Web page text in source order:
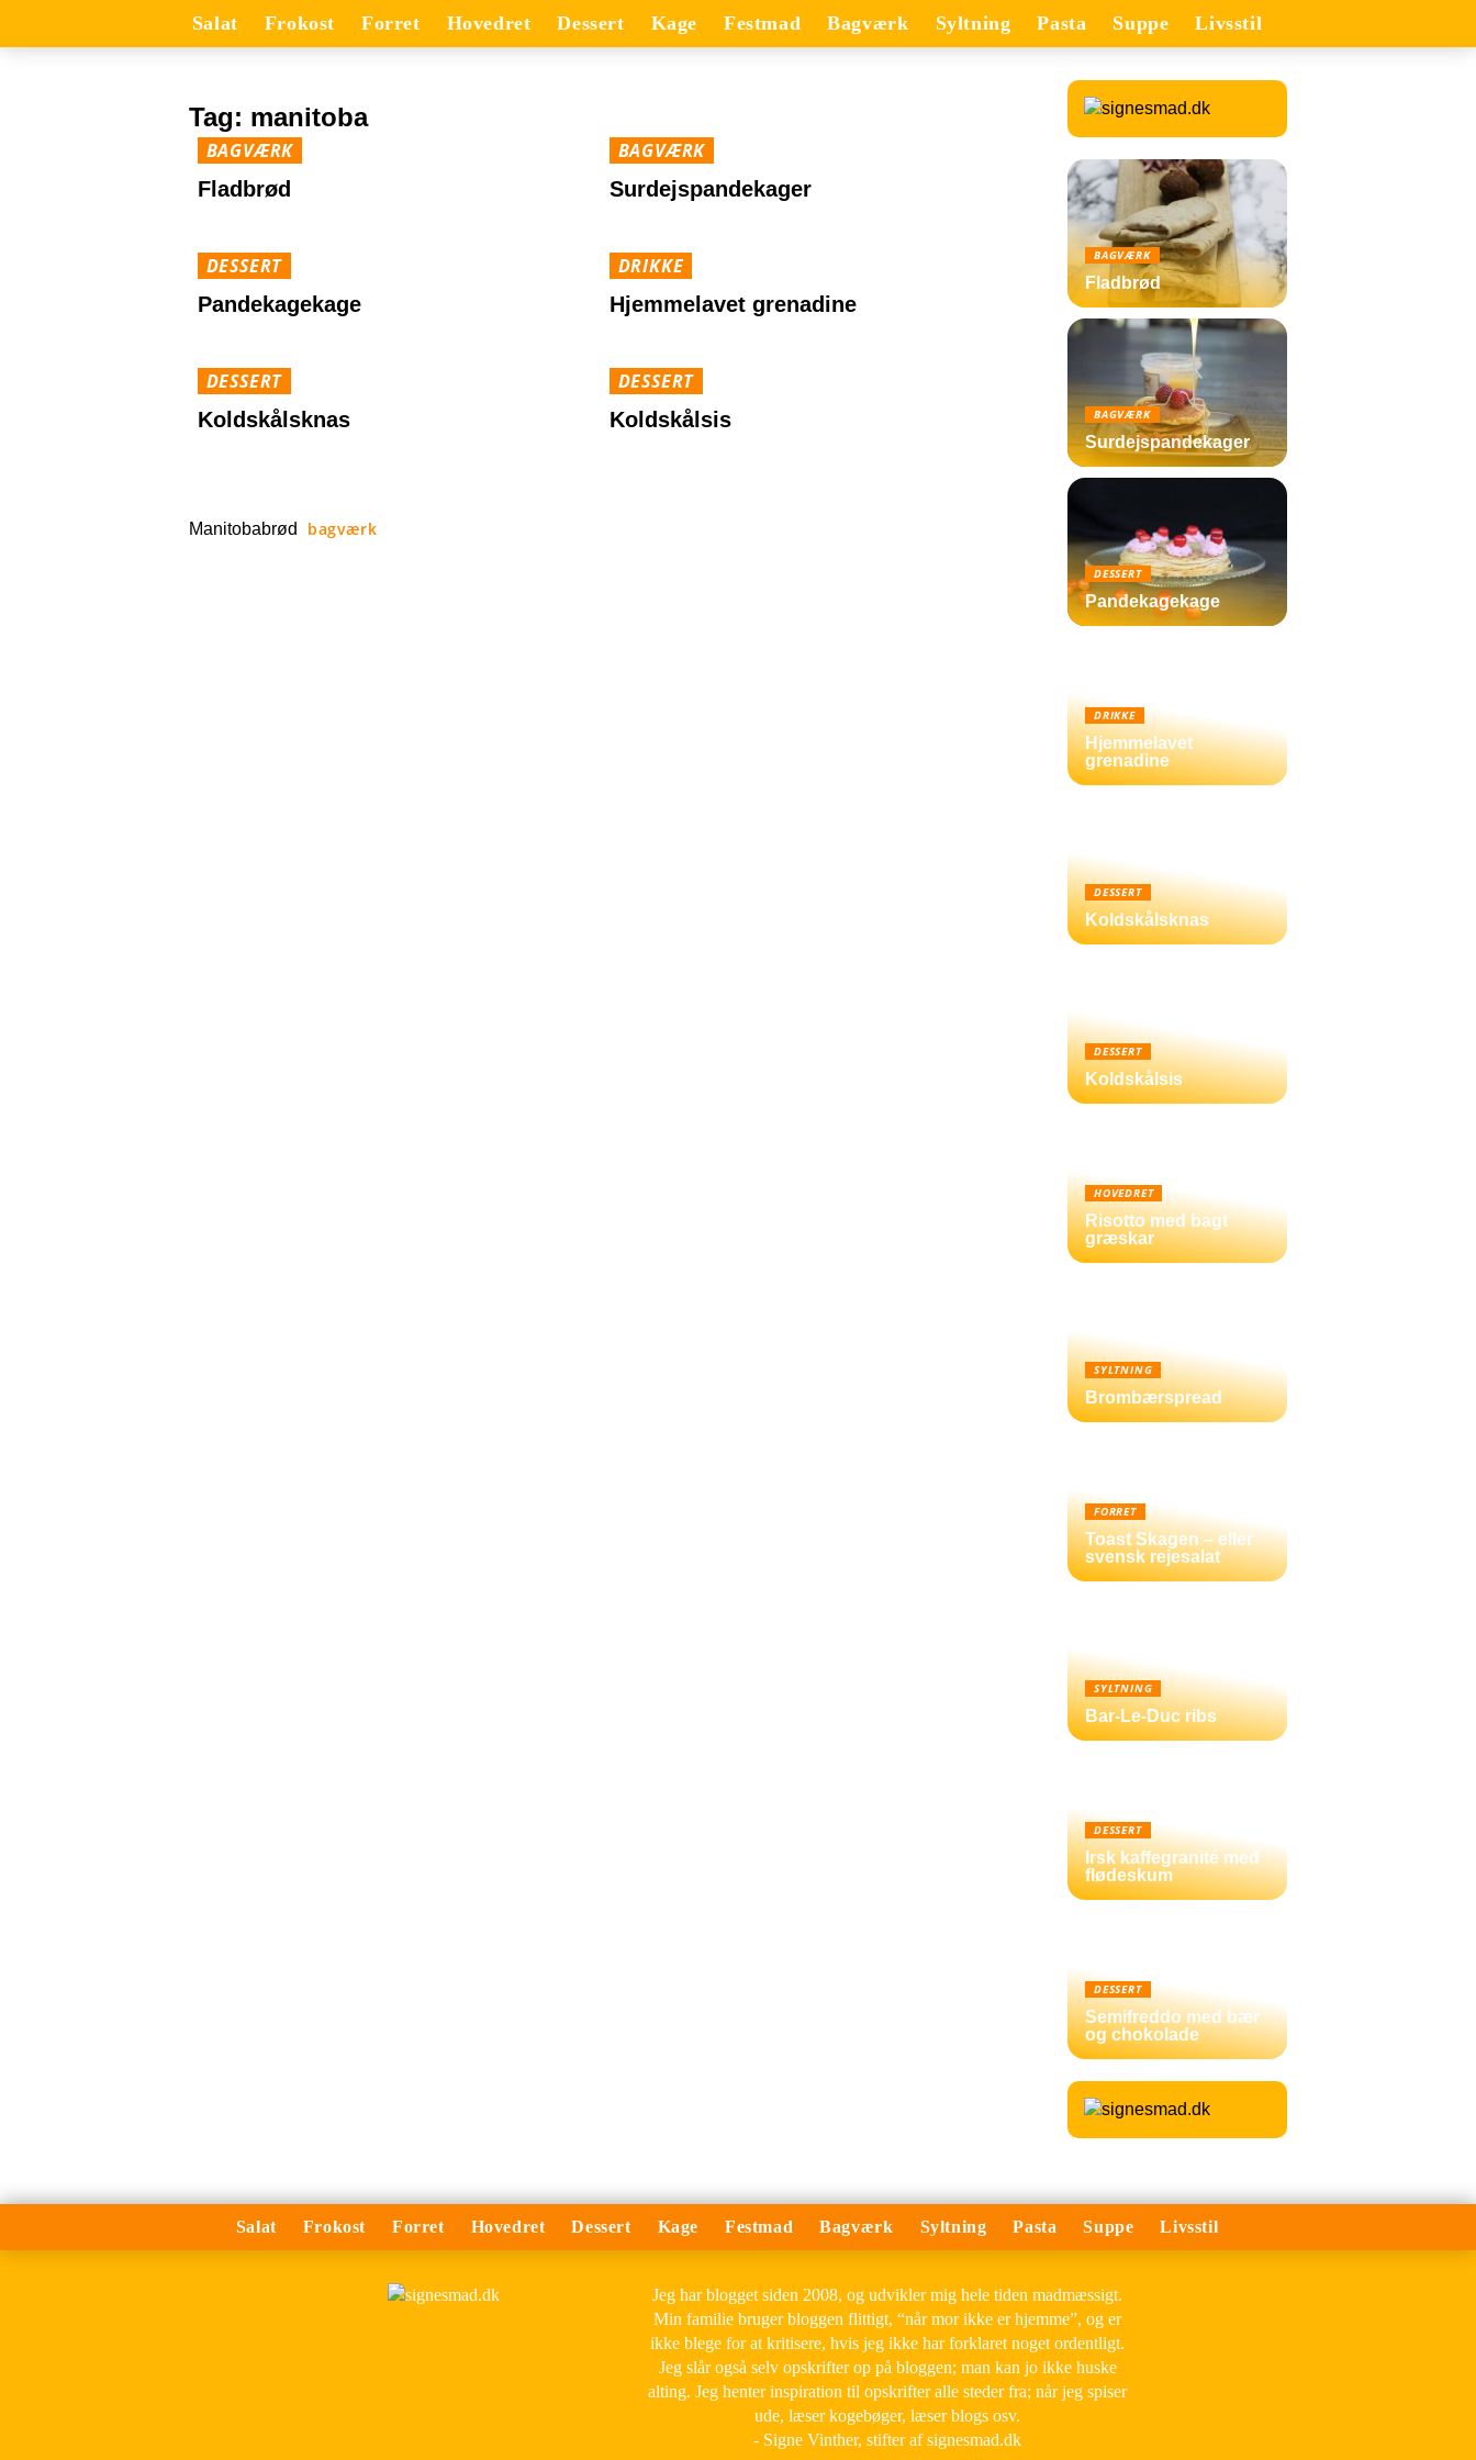
Salat Frokost Forret Hovedret Dessert Kage Festmad Bagværk Syltning Pasta Suppe Livsstil
Tag: manitoba
BAGVÆRK
Fladbrød
BAGVÆRK
Surdejspandekager
DESSERT
Pandekagekage
DRIKKE
Hjemmelavet grenadine
DESSERT
Koldskålsknas
DESSERT
Koldskålsis
Manitobabrød bagværk
BAGVÆRK
Fladbrød
BAGVÆRK
Surdejspandekager
DESSERT
Pandekagekage
DRIKKE
Hjemmelavet
grenadine
DESSERT
Koldskålsknas
DESSERT
Koldskålsis
HOVEDRET
Risotto med bagt
græskar
SYLTNING
Brombærspread
FORRET
Toast Skagen – eller
svensk rejesalat
SYLTNING
Bar-Le-Duc ribs
DESSERT
Irsk kaffegranité med
flødeskum
DESSERT
Semifreddo med bær
og chokolade
Salat Frokost Forret Hovedret Dessert Kage Festmad Bagværk Syltning Pasta Suppe Livsstil
Jeg har blogget siden 2008, og udvikler mig hele tiden madmæssigt.
Min familie bruger bloggen flittigt, “når mor ikke er hjemme”, og er
ikke blege for at kritisere, hvis jeg ikke har forklaret noget ordentligt.
Jeg slår også selv opskrifter op på bloggen; man kan jo ikke huske
alting. Jeg henter inspiration til opskrifter alle steder fra; når jeg spiser
ude, læser kogebøger, læser blogs osv.
- Signe Vinther, stifter af signesmad.dk